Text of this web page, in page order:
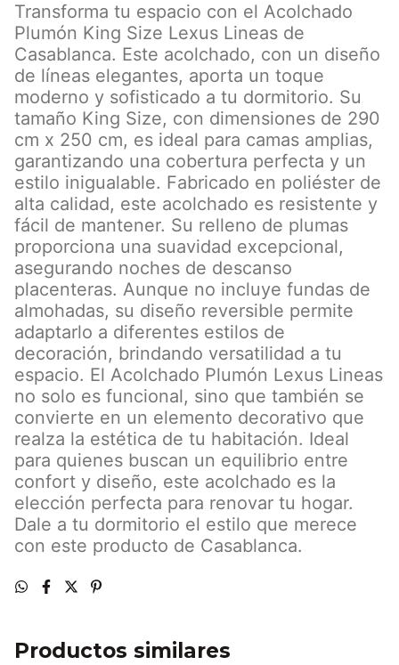
Transforma tu espacio con el Acolchado
Plumón King Size Lexus Lineas de
Casablanca. Este acolchado, con un diseño
de líneas elegantes, aporta un toque
moderno y sofisticado a tu dormitorio. Su
tamaño King Size, con dimensiones de 290
cm x 250 cm, es ideal para camas amplias,
garantizando una cobertura perfecta y un
estilo inigualable. Fabricado en poliéster de
alta calidad, este acolchado es resistente y
fácil de mantener. Su relleno de plumas
proporciona una suavidad excepcional,
asegurando noches de descanso
placenteras. Aunque no incluye fundas de
almohadas, su diseño reversible permite
adaptarlo a diferentes estilos de
decoración, brindando versatilidad a tu
espacio. El Acolchado Plumón Lexus Lineas
no solo es funcional, sino que también se
convierte en un elemento decorativo que
realza la estética de tu habitación. Ideal
para quienes buscan un equilibrio entre
confort y diseño, este acolchado es la
elección perfecta para renovar tu hogar.
Dale a tu dormitorio el estilo que merece
con este producto de Casablanca.
Productos similares